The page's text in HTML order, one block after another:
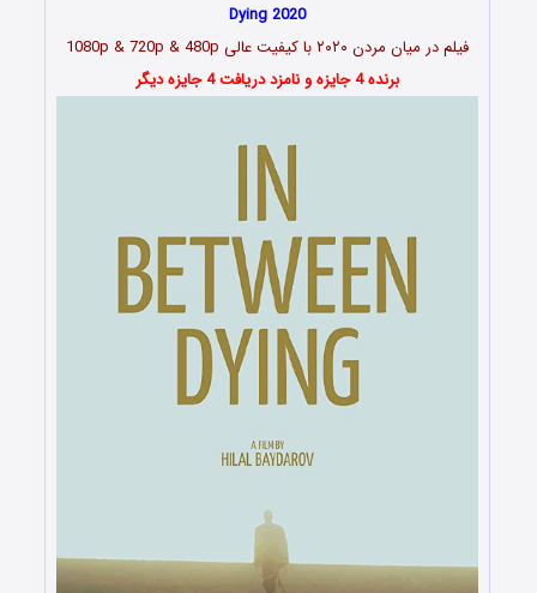
Dying 2020
فیلم در میان مردن ۲۰۲۰ با کیفیت عالی 1080p & 720p & 480p
برنده 4 جایزه و نامزد دریافت 4 جایزه دیگر